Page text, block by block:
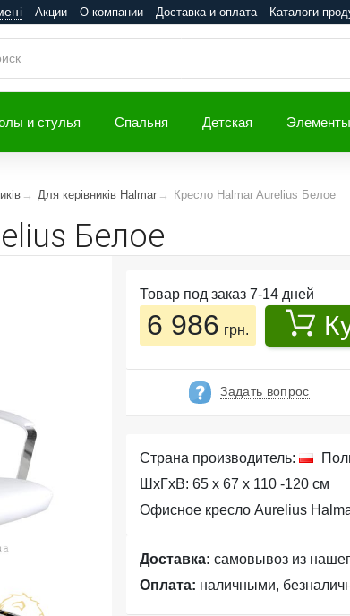
Акции О компании Доставка и оплата Каталоги
и стулья Спальня Детская
Для керівників Halmar Кресло Halmar Aurelius Белое
Белое
Товар под заказ 7-14 дней
6 986 грн.
Задать вопрос
Страна производитель:
ШхГхВ: 65 x 67 x 110 -120 см
Офисное кресло Aurelius
Доставка: самовывоз из
Оплата: наличными,